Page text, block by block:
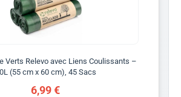
Verts Relevo avec Liens Coulissants –
(55 cm x 60 cm), 45 Sacs
6,99 €